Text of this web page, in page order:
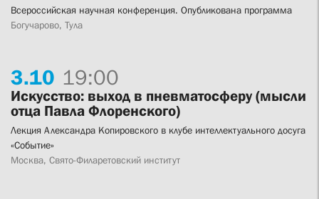
Всероссийская научная конференция. Опубликована программа
Богучарово, Тула
3.10 19:00
Искусство: выход в пневматосферу (мысли
отца Павла Флоренского)
Лекция Александра Копировского в клубе интеллектуального досуга
«Событие»
Москва, Свято-Филаретовский институт